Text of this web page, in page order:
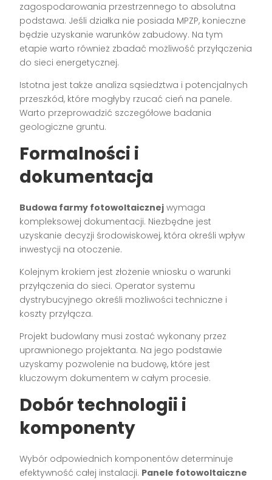
zagospodarowania przestrzennego to absolutna
podstawa. Jeśli działka nie posiada MPZP, konieczne
będzie uzyskanie warunków zabudowy. Na tym
etapie warto również zbadać możliwość przyłączenia
do sieci energetycznej.
Istotna jest także analiza sąsiedztwa i potencjalnych
przeszkód, które mogłyby rzucać cień na panele.
Warto przeprowadzić szczegółowe badania
geologiczne gruntu.
Formalności i
dokumentacja
Budowa farmy fotowoltaicznej wymaga
kompleksowej dokumentacji. Niezbędne jest
uzyskanie decyzji środowiskowej, która określi wpływ
inwestycji na otoczenie.
Kolejnym krokiem jest złożenie wniosku o warunki
przyłączenia do sieci. Operator systemu
dystrybucyjnego określi możliwości techniczne i
koszty przyłącza.
Projekt budowlany musi zostać wykonany przez
uprawnionego projektanta. Na jego podstawie
uzyskamy pozwolenie na budowę, które jest
kluczowym dokumentem w całym procesie.
Dobór technologii i
komponenty
Wybór odpowiednich komponentów determinuje
efektywność całej instalacji. Panele fotowoltaiczne